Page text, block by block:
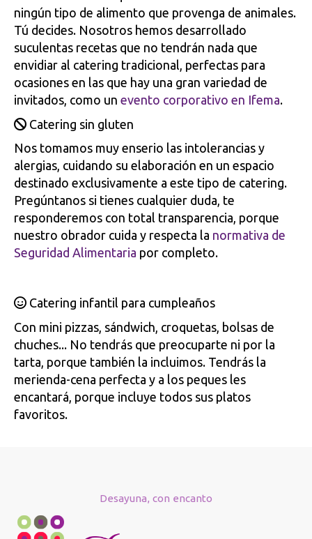
ningún tipo de alimento que provenga de animales.
Tú decides. Nosotros hemos desarrollado
suculentas recetas que no tendrán nada que
envidiar al catering tradicional, perfectas para
ocasiones en las que hay una gran variedad de
invitados, como un evento corporativo en Ifema.
Catering sin gluten
Nos tomamos muy enserio las intolerancias y
alergias, cuidando su elaboración en un espacio
destinado exclusivamente a este tipo de catering.
Pregúntanos si tienes cualquier duda, te
responderemos con total transparencia, porque
nuestro obrador cuida y respecta la normativa de
Seguridad Alimentaria por completo.
Catering infantil para cumpleaños
Con mini pizzas, sándwich, croquetas, bolsas de
chuches... No tendrás que preocuparte ni por la
tarta, porque también la incluimos. Tendrás la
merienda-cena perfecta y a los peques les
encantará, porque incluye todos sus platos
favoritos.
Desayuna, con encanto